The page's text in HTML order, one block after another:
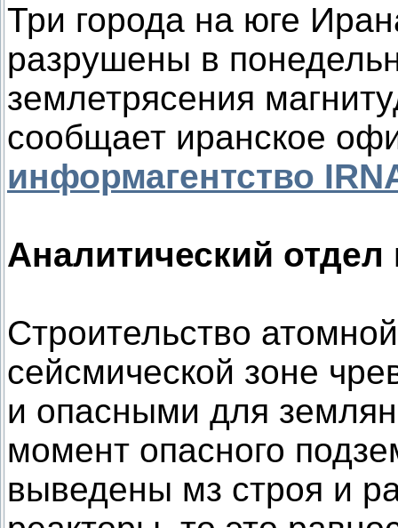
Три города на юге
разрушены в
землетрясения
сообщает иранское
информагентство
Аналитический
Строительство
сейсмической зоне
и опасными для
момент опасного
выведены мз строя и